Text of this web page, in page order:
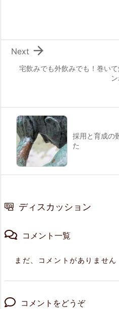
宅飲みでも外飲みでも！巻い

Next
採用と育成の
た
ディスカッション
コメント一覧
まだ、コメントがありません
コメントをどうぞ